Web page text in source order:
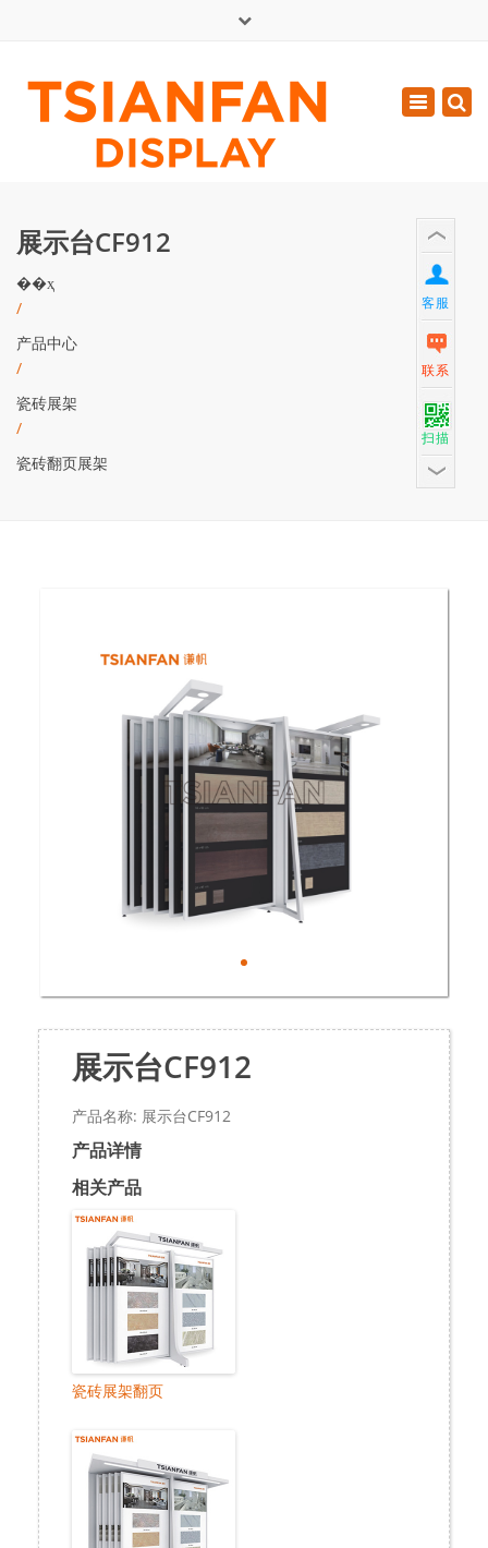
周一 - 周六: 7:00 - 17:00
0086-13365904989
Toggle
展示台CF912
��ҳ
/
产品中心
/
瓷砖展架
/
瓷砖翻页展架
展示台CF912
产品名称: 展示台CF912
产品详情
相关产品
瓷砖展架翻页
客服
联系
扫描